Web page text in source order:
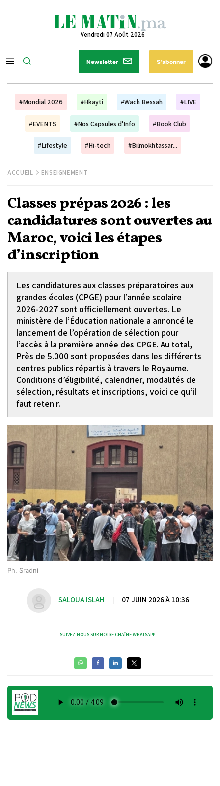
Vendredi 07 Août 2026
Newsletter S'abonner
#Mondial 2026 #Hkayti #Wach Bessah #LIVE
#EVENTS #Nos Capsules d'Info #Book Club
#Lifestyle #Hi-tech #Bilmokhtassar...
ACCUEIL ENSEIGNEMENT
Classes prépas 2026 : les
candidatures sont ouvertes au
Maroc, voici les étapes
d’inscription
Les candidatures aux classes préparatoires aux
grandes écoles (CPGE) pour l’année scolaire
2026-2027 sont officiellement ouvertes. Le
ministère de l’Éducation nationale a annoncé le
lancement de l’opération de sélection pour
l’accès à la première année des CPGE. Au total,
Près de 5.000 sont proposées dans les différents
centres publics répartis à travers le Royaume.
Conditions d’éligibilité, calendrier, modalités de
sélection, résultats et inscriptions, voici ce qu’il
faut retenir.
Ph. Sradni
SALOUA ISLAH 07 JUIN 2026 À 10:36
SUIVEZ-NOUS SUR NOTRE CHAÎNE WHATSAPP